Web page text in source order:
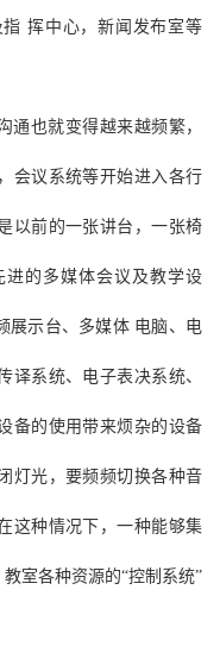
挥中心，新闻发布室等
通也就变得越来越频繁，
会议系统等开始进入各行
以前的一张讲台，一张椅
的多媒体会议及教学设
展示台、多媒体 电脑、电
译系统、电子表决系统、
备的使用带来烦杂的设备
灯光，要频频切换各种音
这种情况下，一种能够集
室各种资源的“控制系统”